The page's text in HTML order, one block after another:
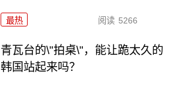
最热 阅读 5266
青瓦台的\"拍桌\"，能让跪太久的
韩国站起来吗？